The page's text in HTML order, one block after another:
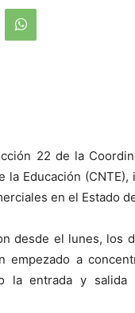
22 de la
la Educación
en el Estado
desde el lunes, los
empezado a
la entrada y